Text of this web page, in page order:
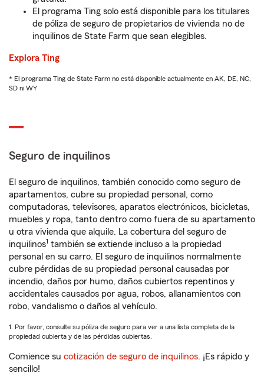
El programa Ting solo está disponible para los titulares
de póliza de seguro de propietarios de vivienda no de
inquilinos de State Farm que sean elegibles.
Explora Ting
* El programa Ting de State Farm no está disponible actualmente en AK, DE, NC,
SD ni WY
Seguro de inquilinos
El seguro de inquilinos, también conocido como seguro de
apartamentos, cubre su propiedad personal, como
computadoras, televisores, aparatos electrónicos, bicicletas,
muebles y ropa, tanto dentro como fuera de su apartamento
u otra vivienda que alquile. La cobertura del seguro de
inquilinos1 también se extiende incluso a la propiedad
personal en su carro. El seguro de inquilinos normalmente
cubre pérdidas de su propiedad personal causadas por
incendio, daños por humo, daños cubiertos repentinos y
accidentales causados por agua, robos, allanamientos con
robo, vandalismo o daños al vehículo.
1. Por favor, consulte su póliza de seguro para ver a una lista completa de la
propiedad cubierta y de las pérdidas cubiertas.
Comience su cotización de seguro de inquilinos. ¡Es rápido y
sencillo!